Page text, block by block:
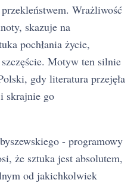
Wrażliwość
skazuje na
pochłania życie,
Motyw ten silnie
gdy literatura przejęła
skrajnie go
- programowy
że sztuka jest absolutem,
od jakichkolwiek